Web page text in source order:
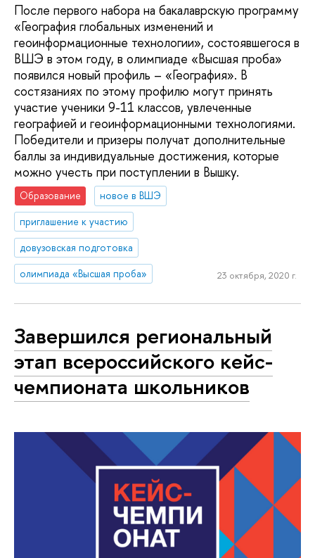
После первого набора на бакалаврскую программу
«География глобальных изменений и
геоинформационные технологии», состоявшегося в
ВШЭ в этом году, в олимпиаде «Высшая проба»
появился новый профиль – «География». В
состязаниях по этому профилю могут принять
участие ученики 9-11 классов, увлеченные
географией и геоинформационными технологиями.
Победители и призеры получат дополнительные
баллы за индивидуальные достижения, которые
можно учесть при поступлении в Вышку.
Образование
новое в ВШЭ
приглашение к участию
довузовская подготовка
олимпиада «Высшая проба»
23 октября, 2020 г.
Завершился региональный
этап всероссийского кейс-
чемпионата школьников